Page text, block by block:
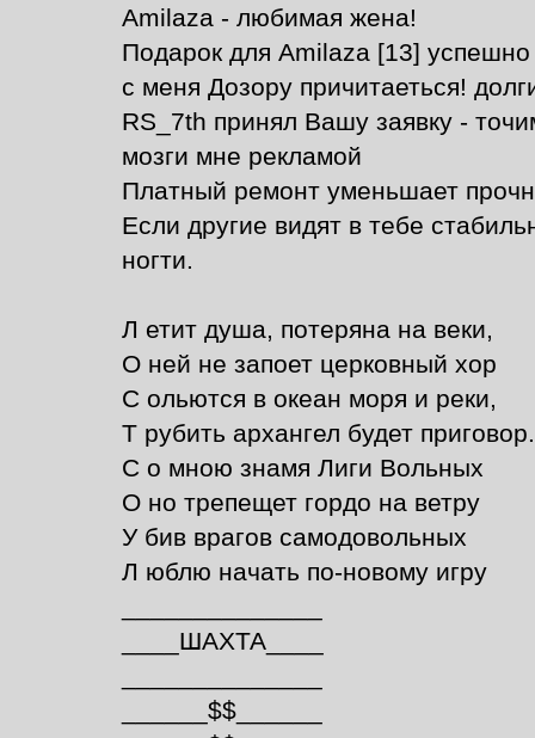
Amilaza - любимая жена!
Подарок для Amilaza [13]
с меня Дозору причитаеться!
RS_7th принял Вашу заявку -
мозги мне рекламой
Платный ремонт уменьшает
Если другие видят в тебе
ногти.
Л етит душа, потеряна на веки,
О ней не запоет церковный хор
С ольются в океан моря и реки,
Т рубить архангел будет приговор.
С о мною знамя Лиги Вольных
О но трепещет гордо на ветру
У бив врагов самодовольных
Л юблю начать по-новому игру
____ШАХТА____
______$$______